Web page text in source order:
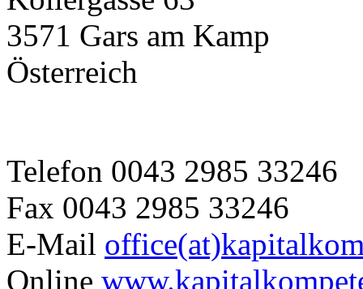
3571 Gars am Kamp
Österreich
Telefon 0043 2985 33246
Fax 0043 2985 33246
E-Mail
Online